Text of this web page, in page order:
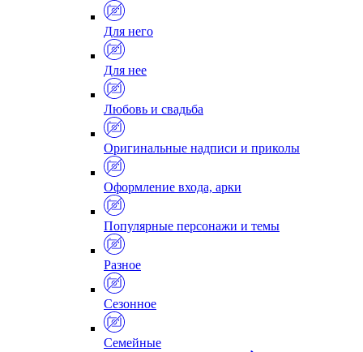
Для него
Для нее
Любовь и свадьба
Оригинальные надписи и приколы
Оформление входа, арки
Популярные персонажи и темы
Разное
Сезонное
Семейные